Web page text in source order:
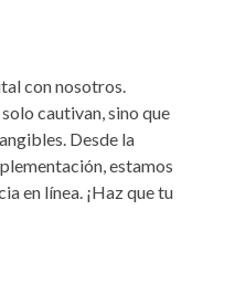
con nosotros.
cautivan, sino que
Desde la
estamos
en línea. ¡Haz que tu